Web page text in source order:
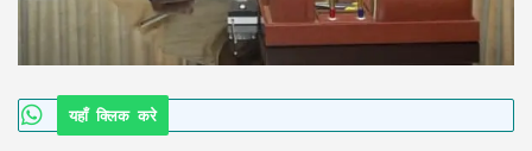
यहाँ क्लिक करे